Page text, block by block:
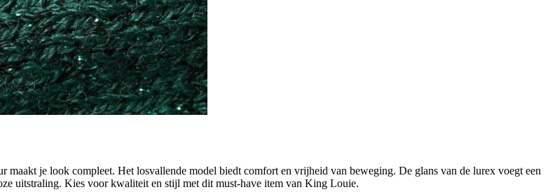
je look compleet. Het losvallende model biedt comfort en vrijheid van beweging. De glans van de lurex voegt een
uitstraling. Kies voor kwaliteit en stijl met dit must-have item van King Louie.